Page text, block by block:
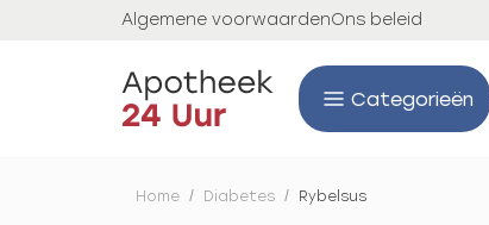
Algemene voorwaardenOns beleid
Categorieën
Home / Diabetes / Rybelsus